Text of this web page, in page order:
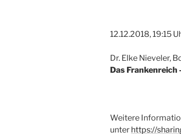
12.12.2018, 19:15
Dr. Elke Nieveler,
Das
Weitere
unter https://